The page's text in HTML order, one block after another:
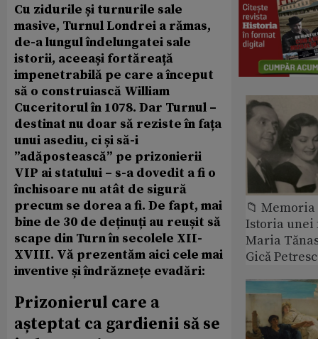
Cu zidurile și turnurile sale
masive, Turnul Londrei a rămas,
de-a lungul îndelungatei sale
istorii, aceeași fortăreață
impenetrabilă pe care a început
să o construiască William
Cuceritorul în 1078. Dar Turnul –
destinat nu doar să reziste în fața
unui asediu, ci și să-i
”adăpostească” pe prizonierii
VIP ai statului – s-a dovedit a fi o
închisoare nu atât de sigură
precum se dorea a fi. De fapt, mai
bine de 30 de deținuți au reușit să
scape din Turn în secolele XII-
XVIII. Vă prezentăm aici cele mai
inventive și îndrăznețe evadări:
Prizonierul care a
așteptat ca gardienii să se
📁
Istoria
Maria
Gică